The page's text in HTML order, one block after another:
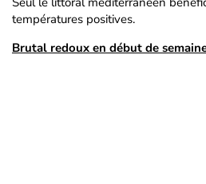
températures positives.
Brutal redoux en début de